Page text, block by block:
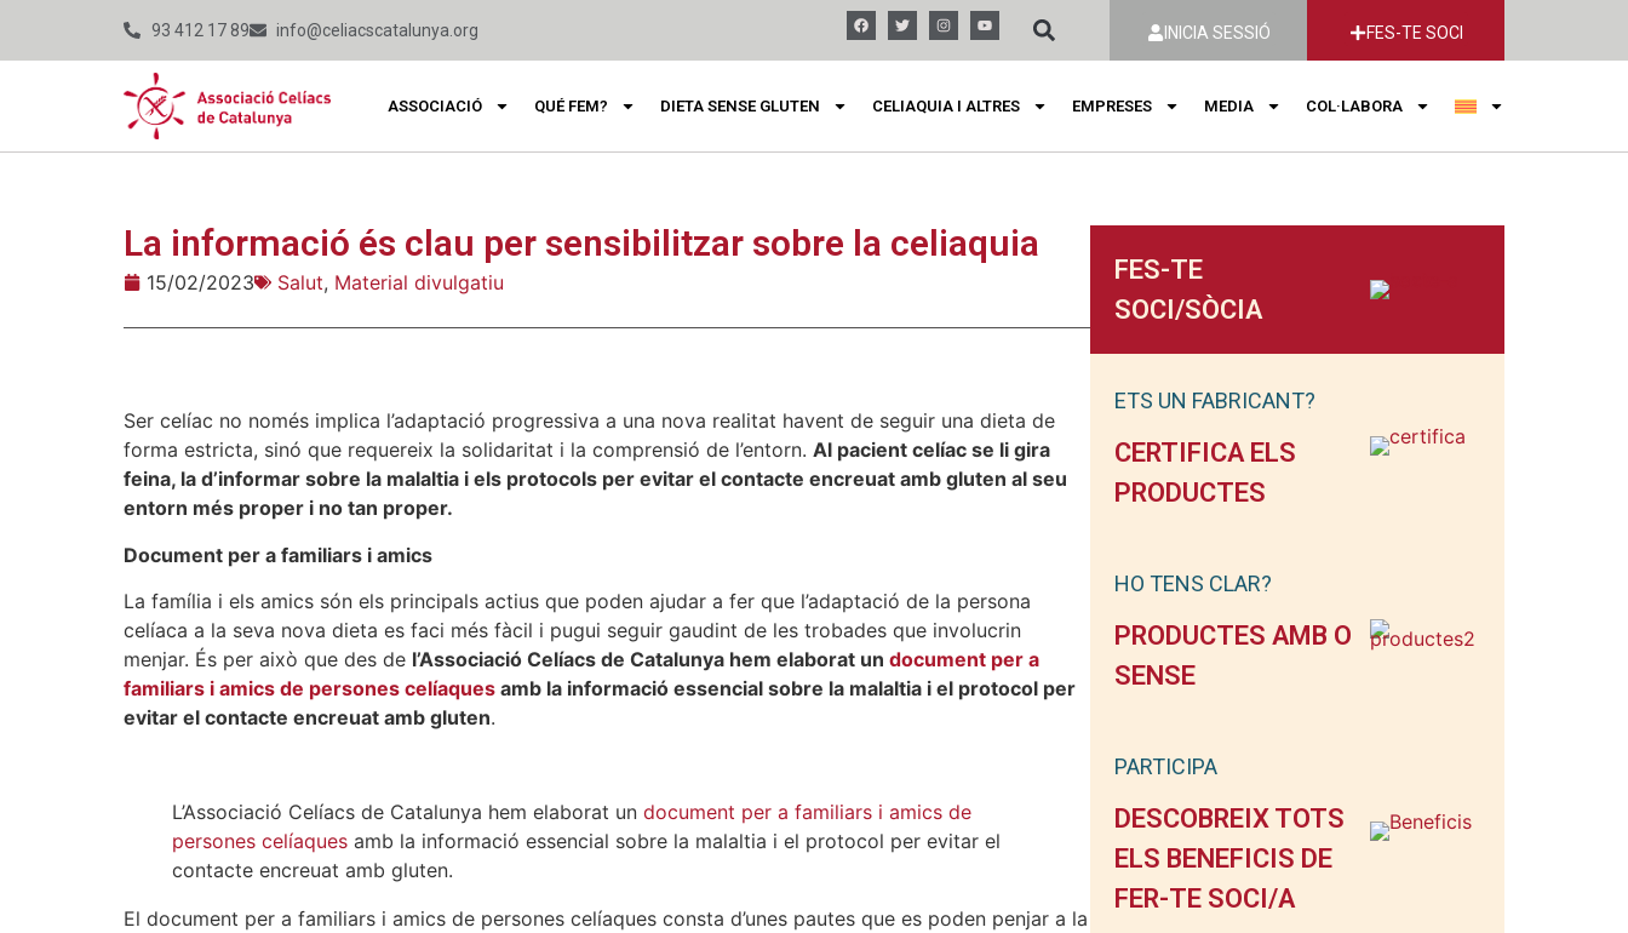
93 412 17 89 info@celiacscatalunya.org INICIA SESSIÓ FES-TE SOCI
ASSOCIACIÓ QUÉ FEM? DIETA SENSE GLUTEN CELIAQUIA I ALTRES EMPRESES MEDIA COL·LABORA
La informació és clau per sensibilitzar sobre la celiaquia
15/02/2023 Salut, Material divulgatiu
Ser celíac no només implica l’adaptació progressiva a una nova realitat havent de seguir una dieta de
forma estricta, sinó que requereix la solidaritat i la comprensió de l’entorn. Al pacient celíac se li gira
feina, la d’informar sobre la malaltia i els protocols per evitar el contacte encreuat amb gluten al seu
entorn més proper i no tan proper.
Document per a familiars i amics
La família i els amics són els principals actius que poden ajudar a fer que l’adaptació de la persona
celíaca a la seva nova dieta es faci més fàcil i pugui seguir gaudint de les trobades que involucrin
menjar. És per això que des de l’Associació Celíacs de Catalunya hem elaborat un document per a
familiars i amics de persones celíaques amb la informació essencial sobre la malaltia i el protocol per
evitar el contacte encreuat amb gluten.
L’Associació Celíacs de Catalunya hem elaborat un document per a familiars i amics de
persones celíaques amb la informació essencial sobre la malaltia i el protocol per evitar el
contacte encreuat amb gluten.
El document per a familiars i amics de persones celíaques consta d’unes pautes que es poden penjar a la
FES-TE
SOCI/SÒCIA
ETS UN FABRICANT?
CERTIFICA ELS
PRODUCTES
HO TENS CLAR?
PRODUCTES AMB O
SENSE
PARTICIPA
DESCOBREIX TOTS
ELS BENEFICIS DE
FER-TE SOCI/A